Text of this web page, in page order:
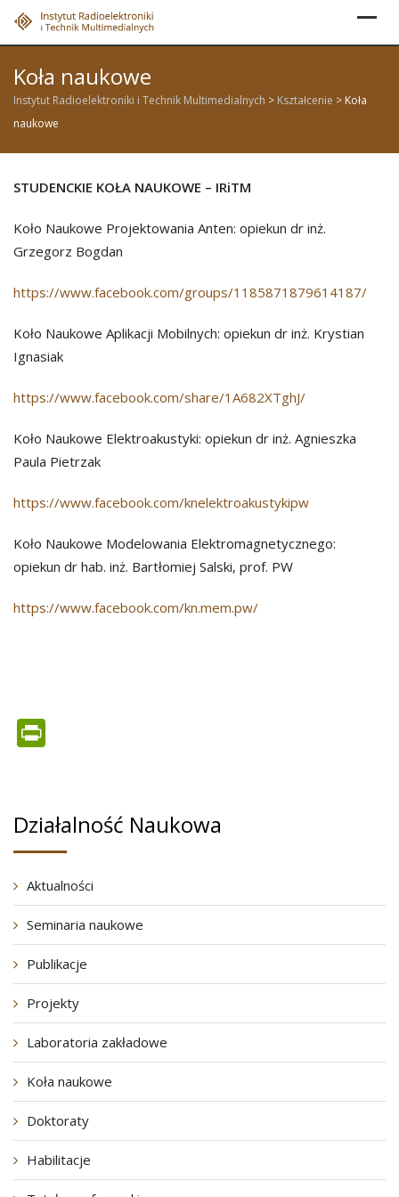
Skip
Koła naukowe
Instytut Radioelektroniki i Technik Multimedialnych > Kształcenie > Koła
naukowe
STUDENCKIE KOŁA NAUKOWE – IRiTM
Koło Naukowe Projektowania Anten: opiekun dr inż.
Grzegorz Bogdan
https://www.facebook.com/groups/1185871879614187/
Koło Naukowe Aplikacji Mobilnych: opiekun dr inż. Krystian
Ignasiak
https://www.facebook.com/share/1A682XTghJ/
Koło Naukowe Elektroakustyki: opiekun dr inż. Agnieszka
Paula Pietrzak
https://www.facebook.com/knelektroakustykipw
Koło Naukowe Modelowania Elektromagnetycznego:
opiekun dr hab. inż. Bartłomiej Salski, prof. PW
https://www.facebook.com/kn.mem.pw/
Działalność Naukowa
Aktualności
Seminaria naukowe
Publikacje
Projekty
Laboratoria zakładowe
Koła naukowe
Doktoraty
Habilitacje